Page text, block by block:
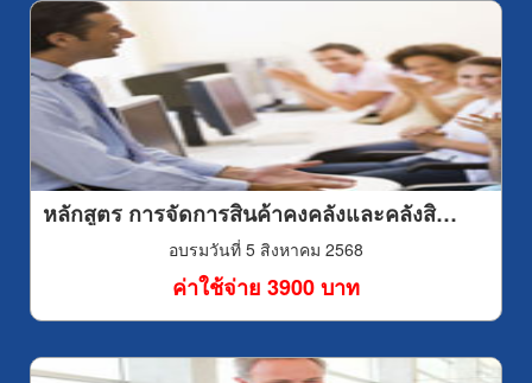
ที่จะเป็นผู้นำประเทศเหมือนกับชีวประวัติของผู้นำในหนังสือ
บ้าง 10.การเขียนเป้าหมายคือการสร้างภาพความฝัน ที่เรา
เองต้องการอยู่เป็นประจำ โดยเฉพาะตอนก่อนเข้านอน ใน
โลกนี้มีกฎแห่งการดึงดูด หากหมกมุ่นครุ่นคิดเรื่องใดเป็น
ประจำ ก็มักจะได้สิ่งนั้น ดังนั้นวิธีง่ายๆ จงคิดถึงมัน จึงฝันถึง
มัน จงจินตนาการถึงเป้าหมายของเราบ่อยๆ แล้วชีวิตของ
คุณก็จะเดินทางไปสู่เป้าหมายหรือความฝันของตนเองได้
สำเร็จในที่สุด “ฝันให้ไกล…แล้วไปให้ถึง”
หลักสูตร การจัดการสินค้าคงคลังและคลังสินค้ายุคใหม่ (Modern Inventory & Warehouse Management)
อบรมวันที่ 5 สิงหาคม 2568
ค่าใช้จ่าย 3900 บาท